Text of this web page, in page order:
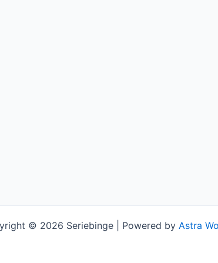
© 2026 Seriebinge | Powered by Astra